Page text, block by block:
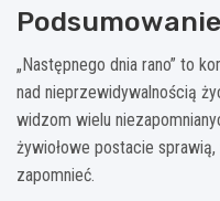
Podsumowanie
„Następnego dnia rano” to
nad nieprzewidywalnością
widzom wielu
żywiołowe postacie
zapomnieć.